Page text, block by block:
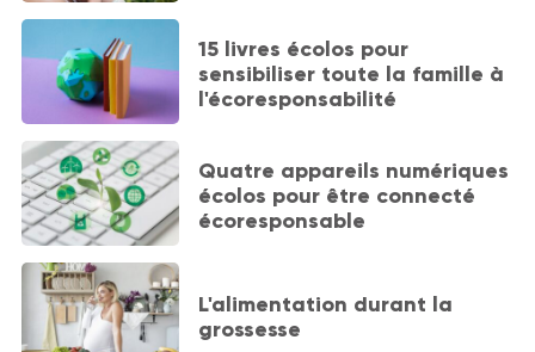
15 livres écolos pour
sensibiliser toute la famille à
l'écoresponsabilité
Quatre appareils numériques
écolos pour être connecté
écoresponsable
L'alimentation durant la
grossesse